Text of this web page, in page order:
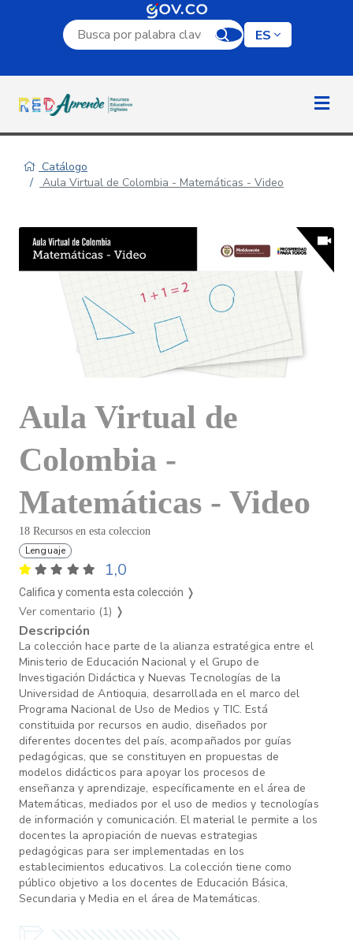
Campo de búsqueda por palabra clave
ES
Catálogo
Aula Virtual de Colombia - Matemáticas - Video
Aula Virtual de
Colombia -
Matemáticas - Video
18 Recursos en esta coleccion
Lenguaje
1,0
Califica y comenta esta colección ❭
Ver comentario (1) ❭
Descripción
La colección hace parte de la alianza estratégica entre el
Ministerio de Educación Nacional y el Grupo de
Investigación Didáctica y Nuevas Tecnologías de la
Universidad de Antioquia, desarrollada en el marco del
Programa Nacional de Uso de Medios y TIC. Está
constituida por recursos en audio, diseñados por
diferentes docentes del país, acompañados por guías
pedagógicas, que se constituyen en propuestas de
modelos didácticos para apoyar los procesos de
enseñanza y aprendizaje, específicamente en el área de
Matemáticas, mediados por el uso de medios y tecnologías
de información y comunicación. El material le permite a los
docentes la apropiación de nuevas estrategias
pedagógicas para ser implementadas en los
establecimientos educativos. La colección tiene como
público objetivo a los docentes de Educación Básica,
Secundaria y Media en el área de Matemáticas.